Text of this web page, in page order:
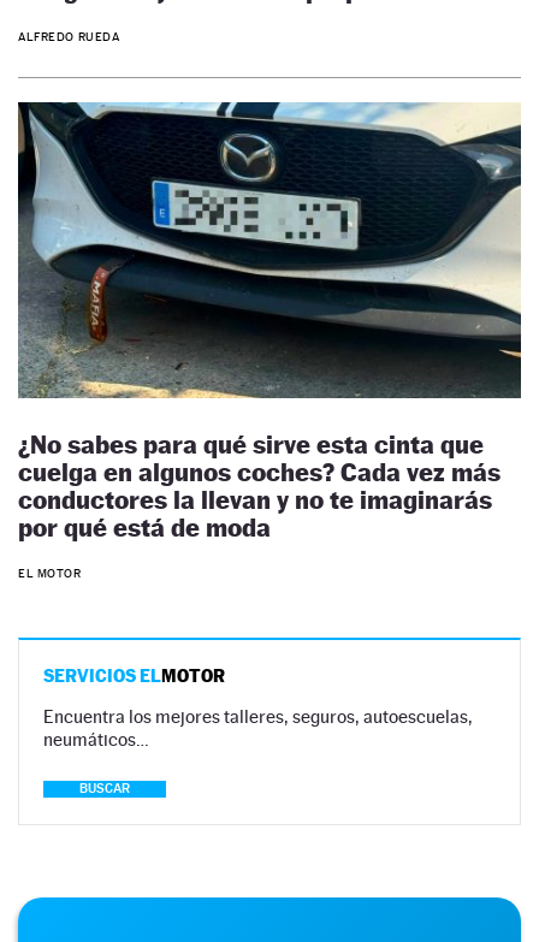
ALFREDO RUEDA
¿No sabes para qué sirve esta cinta que
cuelga en algunos coches? Cada vez más
conductores la llevan y no te imaginarás
por qué está de moda
EL MOTOR
SERVICIOS ELMOTOR
Encuentra los mejores talleres, seguros, autoescuelas,
neumáticos…
BUSCAR